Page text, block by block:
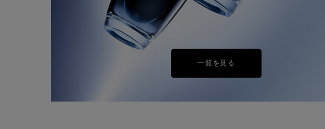
一覧を見る
18,700円
（税込）